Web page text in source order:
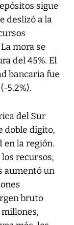
sigue
deslizó a la
mora se
del 45%. El
bancaria fue
5.2%).
del Sur
doble dígito,
la región.
recursos,
aumentó un
bruto
millones,